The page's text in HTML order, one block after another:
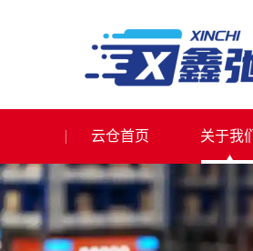
云仓首页 关于我们